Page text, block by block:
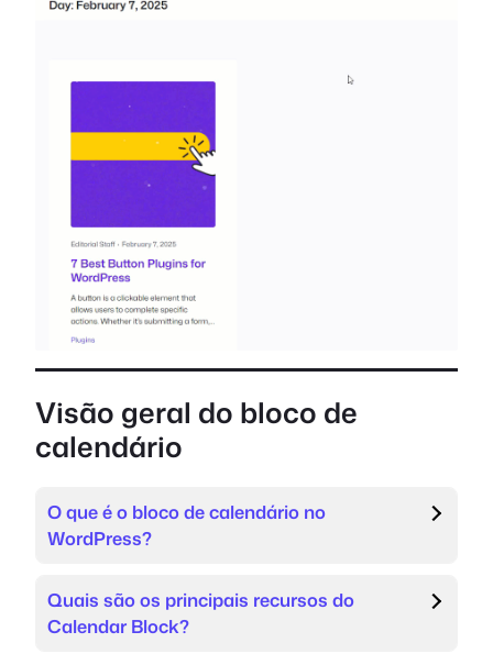
Visão geral do bloco de
calendário
O que é o bloco de calendário no
WordPress?
Quais são os principais recursos do
Calendar Block?